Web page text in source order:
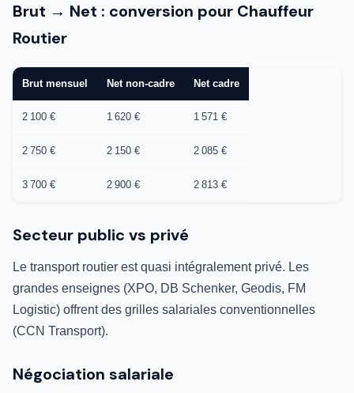
Brut → Net : conversion pour Chauffeur
Routier
Brut mensuel Net non-cadre Net cadre
2 100 € 1 620 € 1 571 €
2 750 € 2 150 € 2 085 €
3 700 € 2 900 € 2 813 €
Secteur public vs privé
Le transport routier est quasi intégralement privé. Les
grandes enseignes (XPO, DB Schenker, Geodis, FM
Logistic) offrent des grilles salariales conventionnelles
(CCN Transport).
Négociation salariale